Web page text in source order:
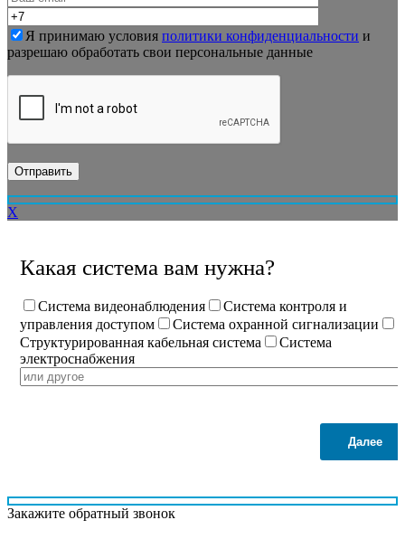
Я принимаю условия политики конфиденциальности и
разрешаю обработать свои персональные данные
X
Какая система вам нужна?
Система видеонаблюдения
Система контроля и
управления доступом
Система охранной сигнализации
Структурированная кабельная система
Система
электроснабжения
Далее
Закажите обратный звонок